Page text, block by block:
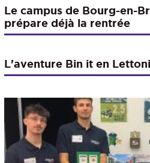
Le campus de Bourg-en-
prépare déjà la rentrée
L'aventure Bin it en